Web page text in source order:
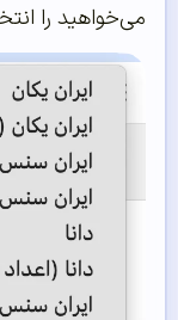
می‌خواهید را